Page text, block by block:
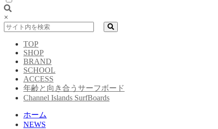
×
TOP
SHOP
BRAND
SCHOOL
ACCESS
年齢と向き合うサーフボード
Channel Islands SurfBoards
ホーム
NEWS